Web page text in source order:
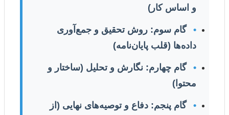
و اساس کار)
• گام سوم: روش تحقیق و جمع‌آوری
داده‌ها (قلب پایان‌نامه)
• گام چهارم: نگارش و تحلیل (ساختار و
محتوا)
• گام پنجم: دفاع و توصیه‌های نهایی (از